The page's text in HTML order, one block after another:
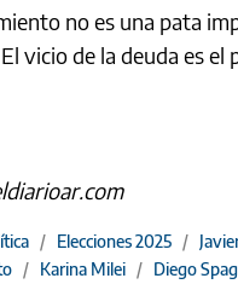
no es una pata
vicio de la deuda es el
/ Elecciones 2025 /
/ Karina Milei / Diego